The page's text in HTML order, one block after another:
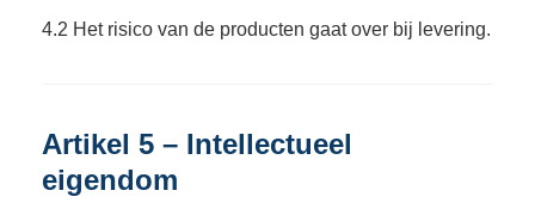
4.2 Het risico van de producten gaat over bij levering.
Artikel 5 – Intellectueel
eigendom